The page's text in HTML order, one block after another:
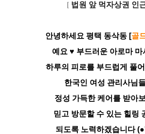
[ 법원 앞 먹자상권 인
안녕하세요 평택 동삭동 [골
예요 ♥ 부드러운 아로마 마
하루의 피로를 부드럽게 풀
한국인 여성 관리사님
정성 가득한 케어를 받아
믿고 방문할 수 있는 힐링
되도록 노력하겠습니다